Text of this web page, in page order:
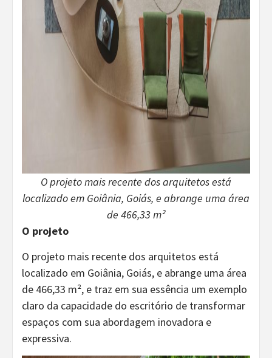
O projeto mais recente dos arquitetos está
localizado em Goiânia, Goiás, e abrange uma área
de 466,33 m²
O projeto
O projeto mais recente dos arquitetos está
localizado em Goiânia, Goiás, e abrange uma área
de 466,33 m², e traz em sua essência um exemplo
claro da capacidade do escritório de transformar
espaços com sua abordagem inovadora e
expressiva.